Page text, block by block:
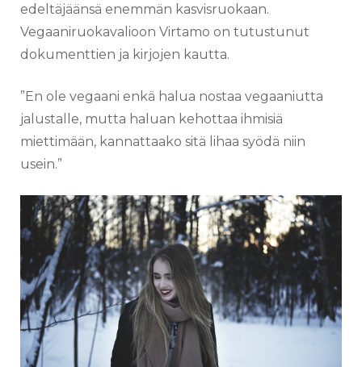
edeltäjäänsä enemmän kasvisruokaan.
Vegaaniruokavalioon Virtamo on tutustunut
dokumenttien ja kirjojen kautta.
”En ole vegaani enkä halua nostaa vegaaniutta
jalustalle, mutta haluan kehottaa ihmisiä
miettimään, kannattaako sitä lihaa syödä niin
usein.”